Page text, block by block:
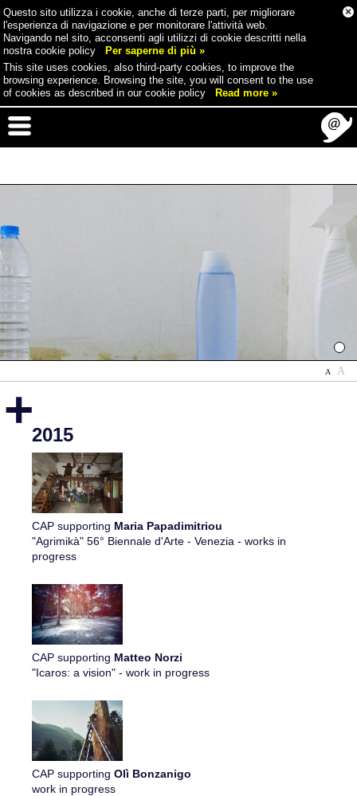
Questo sito utilizza i cookie, anche di terze parti, per migliorare
l'esperienza di navigazione e per monitorare l'attività web.
Navigando nel sito, acconsenti agli utilizzi di cookie descritti nella
nostra cookie policy
Per saperne di più »
This site uses cookies, also third-party cookies, to improve the
browsing experience. Browsing the site, you will consent to the use
of cookies as described in our cookie policy
Read more »
×
A A
+2015
CAP supporting Maria Papadimitriou
"Agrimikà" 56° Biennale d'Arte - Venezia - works in
progress
CAP supporting Matteo Norzi
"Icaros: a vision" - work in progress
CAP supporting Olì Bonzanigo
work in progress